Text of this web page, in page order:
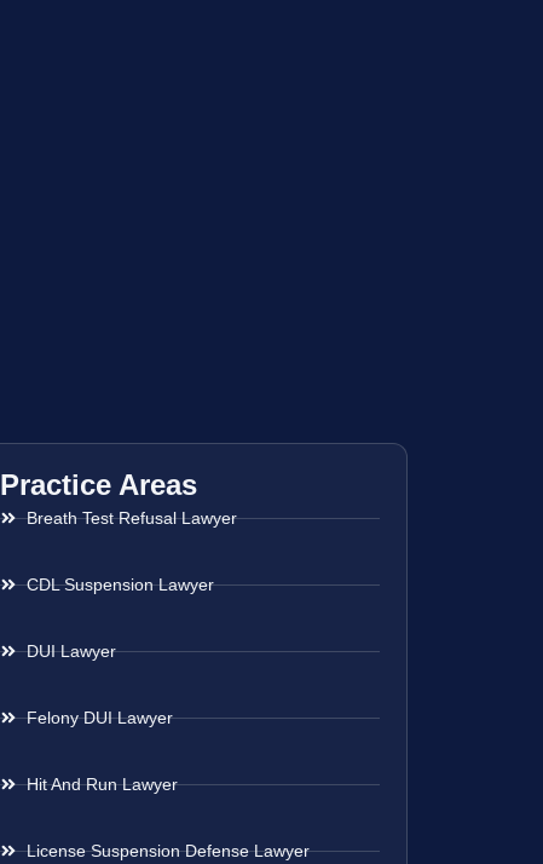
Practice Areas
Breath Test Refusal Lawyer
CDL Suspension Lawyer
DUI Lawyer
Felony DUI Lawyer
Hit And Run Lawyer
License Suspension Defense Lawyer